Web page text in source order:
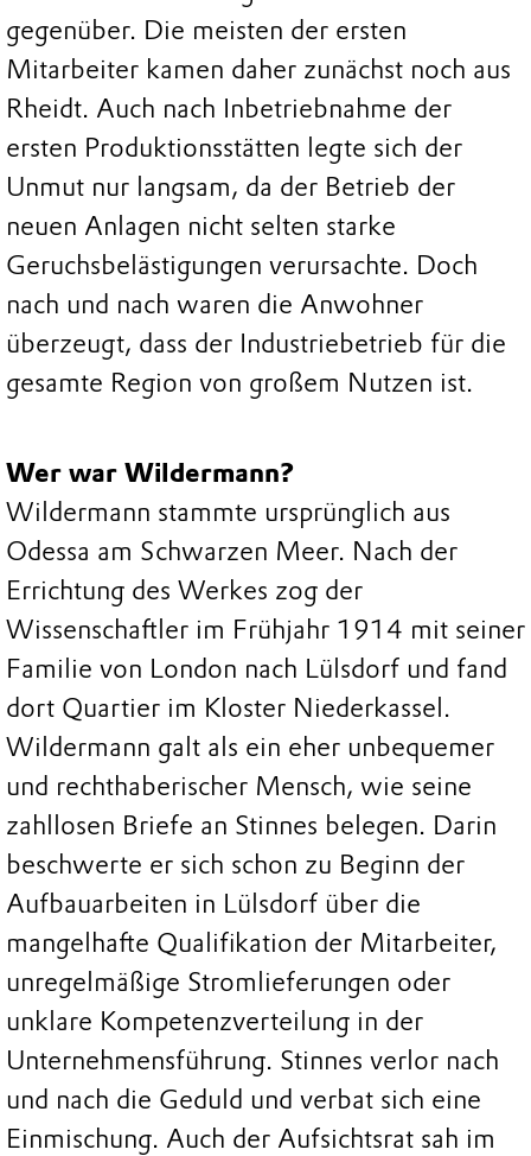
gegenüber. Die meisten der ersten
Mitarbeiter kamen daher zunächst noch aus
Rheidt. Auch nach Inbetriebnahme der
ersten Produktionsstätten legte sich der
Unmut nur langsam, da der Betrieb der
neuen Anlagen nicht selten starke
Geruchsbelästigungen verursachte. Doch
nach und nach waren die Anwohner
überzeugt, dass der Industriebetrieb für die
gesamte Region von großem Nutzen ist.
Wer war Wildermann?
Wildermann stammte ursprünglich aus
Odessa am Schwarzen Meer. Nach der
Errichtung des Werkes zog der
Wissenschaftler im Frühjahr 1914 mit seiner
Familie von London nach Lülsdorf und fand
dort Quartier im Kloster Niederkassel.
Wildermann galt als ein eher unbequemer
und rechthaberischer Mensch, wie seine
zahllosen Briefe an Stinnes belegen. Darin
beschwerte er sich schon zu Beginn der
Aufbauarbeiten in Lülsdorf über die
mangelhafte Qualifikation der Mitarbeiter,
unregelmäßige Stromlieferungen oder
unklare Kompetenzverteilung in der
Unternehmensführung. Stinnes verlor nach
und nach die Geduld und verbat sich eine
Einmischung. Auch der Aufsichtsrat sah im